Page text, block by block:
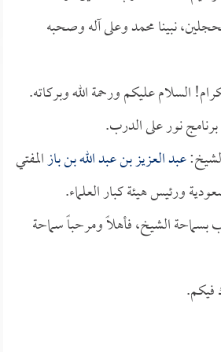
نبينا محمد وعلى آله وصحبه
السلام عليكم ورحمة الله وبركاته.
نور على الدرب.
عبد العزيز بن عبد الله بن بازالمفتي
ورئيس هيئة كبار العلماء.
بسماحة الشيخ، فأهلاً ومرحباً سماحة
فيكم.